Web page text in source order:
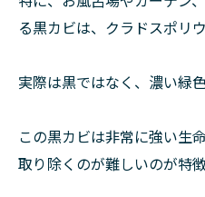
る黒カビは、クラドスポリ
実際は黒ではなく、濃い緑
この黒カビは非常に強い生
取り除くのが難しいのが特徴